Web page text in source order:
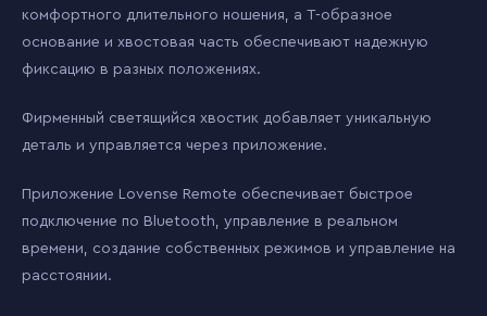
комфортного длительного ношения, а Т-образное
основание и хвостовая часть обеспечивают надежную
фиксацию в разных положениях.
Фирменный светящийся хвостик добавляет уникальную
деталь и управляется через приложение.
Приложение Lovense Remote обеспечивает быстрое
подключение по Bluetooth, управление в реальном
времени, создание собственных режимов и управление на
расстоянии.